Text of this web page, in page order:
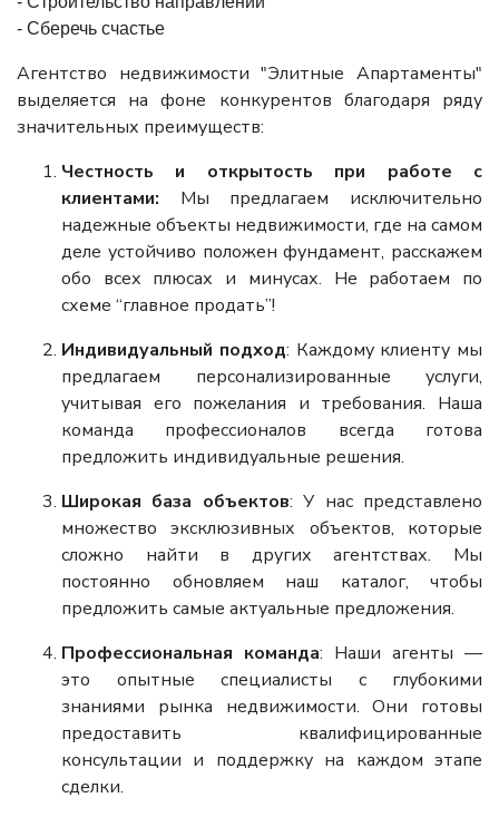
- Сберечь счастье
Агентство недвижимости "Элитные Апартаменты"
выделяется на фоне конкурентов благодаря ряду
значительных преимуществ:
Честность и открытость при работе с
клиентами: Мы предлагаем исключительно
надежные объекты недвижимости, где на самом
деле устойчиво положен фундамент, расскажем
обо всех плюсах и минусах. Не работаем по
схеме “главное продать”!
Индивидуальный подход: Каждому клиенту мы
предлагаем персонализированные услуги,
учитывая его пожелания и требования. Наша
команда профессионалов всегда готова
предложить индивидуальные решения.
Широкая база объектов: У нас представлено
множество эксклюзивных объектов, которые
сложно найти в других агентствах. Мы
постоянно обновляем наш каталог, чтобы
предложить самые актуальные предложения.
Профессиональная команда: Наши агенты —
это опытные специалисты с глубокими
знаниями рынка недвижимости. Они готовы
предоставить квалифицированные
консультации и поддержку на каждом этапе
сделки.